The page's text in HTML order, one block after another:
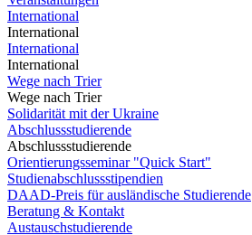
International
International
International
International
Wege nach Trier
Wege nach Trier
Solidarität mit der Ukraine
Abschlussstudierende
Abschlussstudierende
Orientierungsseminar "Quick Start"
Studienabschlussstipendien
DAAD-Preis für ausländische Studierende
Beratung & Kontakt
Austauschstudierende